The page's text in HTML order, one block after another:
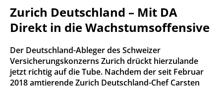
Zurich Deutschland – Mit DA
Direkt in die Wachstumsoffensive
Der Deutschland-Ableger des Schweizer
Versicherungskonzerns Zurich drückt hierzulande
jetzt richtig auf die Tube. Nachdem der seit Februar
2018 amtierende Zurich Deutschland-Chef Carsten